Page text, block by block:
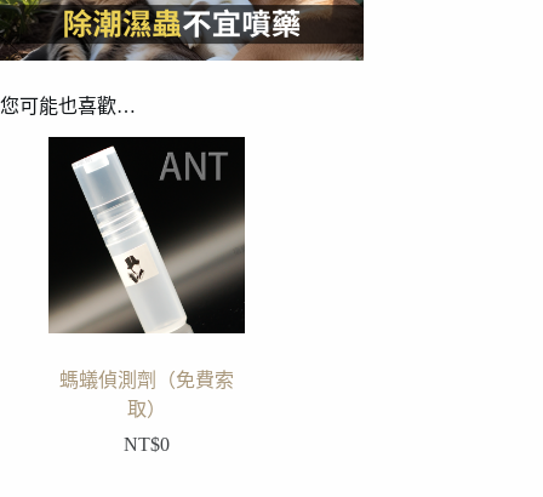
您可能也喜歡…
螞蟻偵測劑（免費索
取）
NT$0